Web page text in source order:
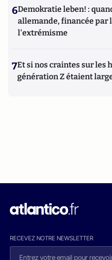
6Demokratie leben! :
allemande, financée par
l'extrémisme
7Et si nos craintes sur les
génération Z étaient
RECEVEZ NOTRE NEWSLETTER